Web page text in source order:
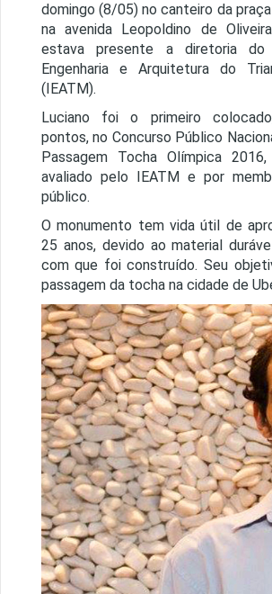
domingo (8/05) no canteiro da
na avenida Leopoldino de
estava presente a diretoria
Engenharia e Arquitetura do
(IEATM).
Luciano foi o primeiro
pontos, no Concurso Público
Passagem Tocha Olímpica
avaliado pelo IEATM e por
público.
O monumento tem vida útil de
25 anos, devido ao material
com que foi construído. Seu
passagem da tocha na cidade de